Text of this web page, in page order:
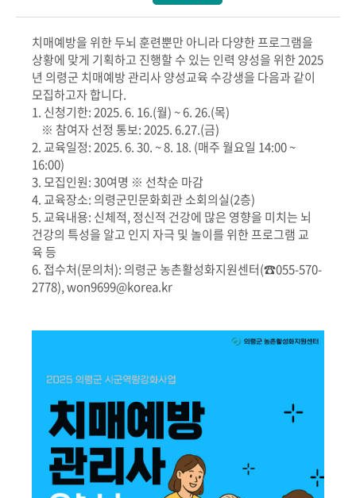
치매예방을 위한 두뇌 훈련뿐만 아니라 다양한 프로그램을
상황에 맞게 기획하고 진행할 수 있는 인력 양성을 위한 2025
년 의령군 치매예방 관리사 양성교육 수강생을 다음과 같이
모집하고자 합니다.
1. 신청기한: 2025. 6. 16.(월) ~ 6. 26.(목)
※ 참여자 선정 통보: 2025. 6.27.(금)
2. 교육일정: 2025. 6. 30. ~ 8. 18. (매주 월요일 14:00 ~
16:00)
3. 모집인원: 30여명 ※ 선착순 마감
4. 교육장소: 의령군민문화회관 소회의실(2층)
5. 교육내용: 신체적, 정신적 건강에 많은 영향을 미치는 뇌
건강의 특성을 알고 인지 자극 및 놀이를 위한 프로그램 교
육 등
6. 접수처(문의처): 의령군 농촌활성화지원센터(☎055-570-
2778), won9699@korea.kr